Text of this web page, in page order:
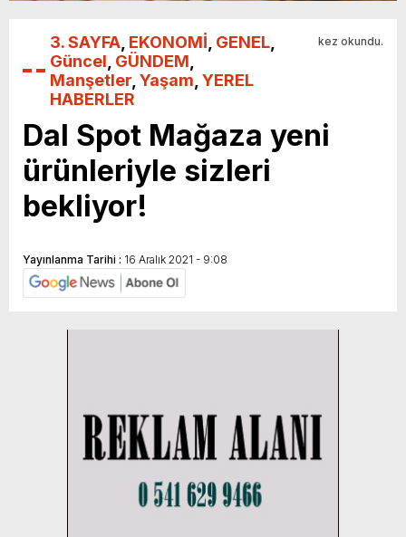
3. SAYFA EKONOMİ GENEL
Güncel GÜNDEM
Manşetler Yaşam YEREL
HABERLER
kez okundu.
Dal Spot Mağaza yeni
ürünleriyle sizleri
bekliyor!
Yayınlanma Tarihi : 16 Aralık 2021 - 9:08